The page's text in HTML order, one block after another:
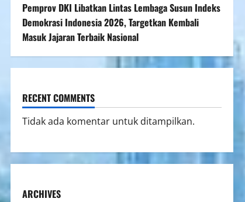
Pemprov DKI Libatkan Lintas Lembaga Susun Indeks
Demokrasi Indonesia 2026, Targetkan Kembali
Masuk Jajaran Terbaik Nasional
RECENT COMMENTS
Tidak ada komentar untuk ditampilkan.
ARCHIVES